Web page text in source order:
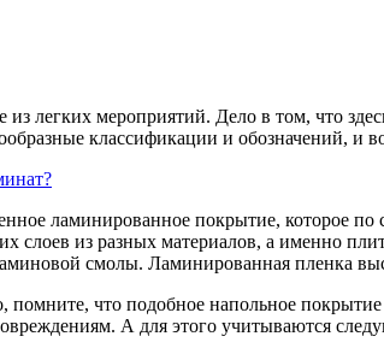
легких мероприятий. Дело в том, что
классификации и обозначений, и
ламинированное покрытие, которое
слоев из разных материалов, а именно
смолы. Ламинированная пленка
помните, что подобное напольное
А для этого учитываются